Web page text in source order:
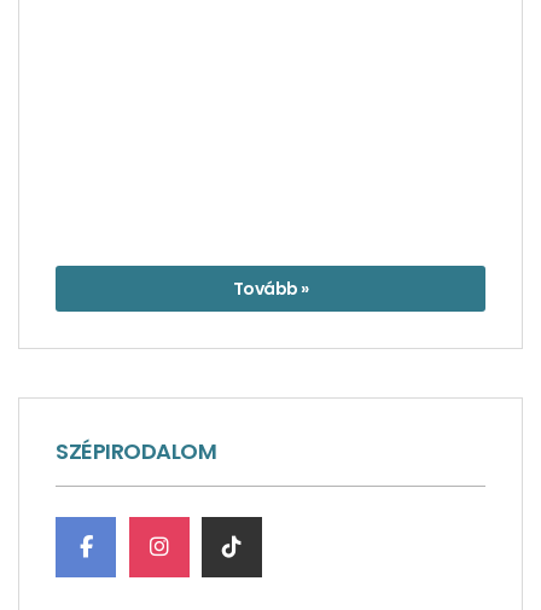
Tovább »
SZÉPIRODALOM